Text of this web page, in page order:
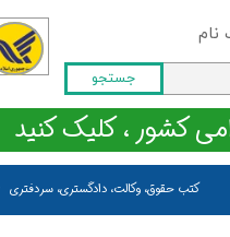
نام
من
کاربری
جستجو
کتب حقوق، وکالت، دادگستری، سردفتری
کشور ، کلیک کنید